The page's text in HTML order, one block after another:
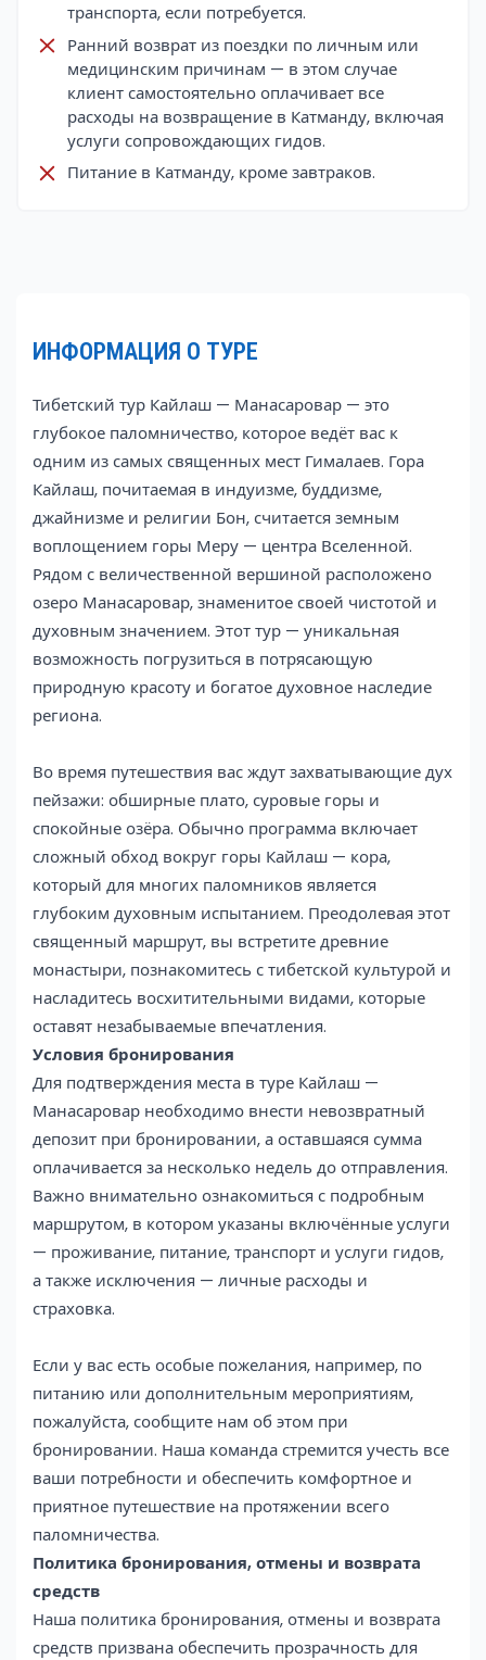
транспорта, если потребуется.
Ранний возврат из поездки по личным или
медицинским причинам — в этом случае
клиент самостоятельно оплачивает все
расходы на возвращение в Катманду, включая
услуги сопровождающих гидов.
Питание в Катманду, кроме завтраков.
ИНФОРМАЦИЯ О ТУРЕ
Тибетский тур Кайлаш — Манасаровар — это
глубокое паломничество, которое ведёт вас к
одним из самых священных мест Гималаев. Гора
Кайлаш, почитаемая в индуизме, буддизме,
джайнизме и религии Бон, считается земным
воплощением горы Меру — центра Вселенной.
Рядом с величественной вершиной расположено
озеро Манасаровар, знаменитое своей чистотой и
духовным значением. Этот тур — уникальная
возможность погрузиться в потрясающую
природную красоту и богатое духовное наследие
региона.
Во время путешествия вас ждут захватывающие дух
пейзажи: обширные плато, суровые горы и
спокойные озёра. Обычно программа включает
сложный обход вокруг горы Кайлаш — кора,
который для многих паломников является
глубоким духовным испытанием. Преодолевая этот
священный маршрут, вы встретите древние
монастыри, познакомитесь с тибетской культурой и
насладитесь восхитительными видами, которые
оставят незабываемые впечатления.
Условия бронирования
Для подтверждения места в туре Кайлаш —
Манасаровар необходимо внести невозвратный
депозит при бронировании, а оставшаяся сумма
оплачивается за несколько недель до отправления.
Важно внимательно ознакомиться с подробным
маршрутом, в котором указаны включённые услуги
— проживание, питание, транспорт и услуги гидов,
а также исключения — личные расходы и
страховка.
Если у вас есть особые пожелания, например, по
питанию или дополнительным мероприятиям,
пожалуйста, сообщите нам об этом при
бронировании. Наша команда стремится учесть все
ваши потребности и обеспечить комфортное и
приятное путешествие на протяжении всего
паломничества.
Политика бронирования, отмены и возврата
средств
Наша политика бронирования, отмены и возврата
средств призвана обеспечить прозрачность для